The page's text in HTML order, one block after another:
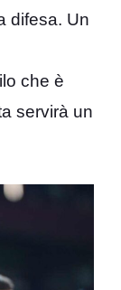
difesa. Un
che è
servirà un